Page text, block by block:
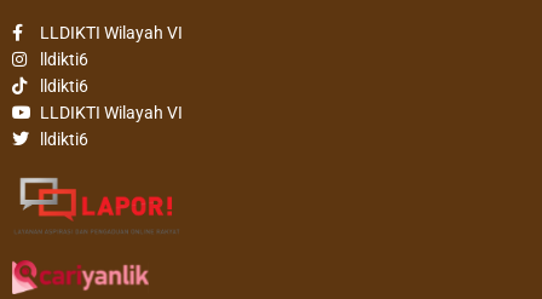
LLDIKTI Wilayah VI
lldikti6
lldikti6
LLDIKTI Wilayah VI
lldikti6